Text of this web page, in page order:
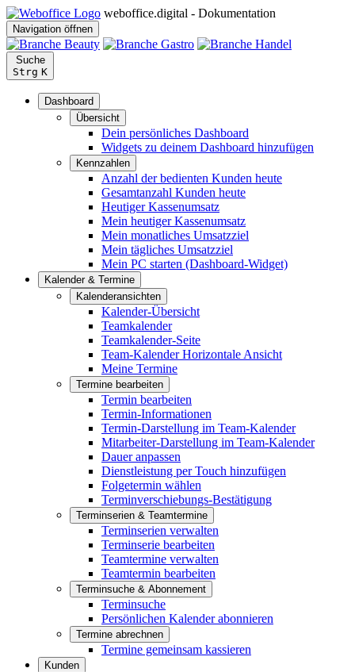
weboffice.digital - Dokumentation
Navigation öffnen
Suche
Strg K
Dashboard
Übersicht
Dein persönliches Dashboard
Widgets zu deinem Dashboard hinzufügen
Kennzahlen
Anzahl der bedienten Kunden heute
Gesamtanzahl Kunden heute
Heutiger Kassenumsatz
Mein heutiger Kassenumsatz
Mein monatliches Umsatzziel
Mein tägliches Umsatzziel
Mein PC starten (Dashboard-Widget)
Kalender & Termine
Kalenderansichten
Kalender-Übersicht
Teamkalender
Teamkalender-Seite
Team-Kalender Horizontale Ansicht
Meine Termine
Termine bearbeiten
Termin bearbeiten
Termin-Informationen
Termin-Darstellung im Team-Kalender
Mitarbeiter-Darstellung im Team-Kalender
Dauer anpassen
Dienstleistung per Touch hinzufügen
Folgetermin wählen
Terminverschiebungs-Bestätigung
Terminserien & Teamtermine
Terminserien verwalten
Terminserie bearbeiten
Teamtermine verwalten
Teamtermin bearbeiten
Terminsuche & Abonnement
Terminsuche
Persönlichen Kalender abonnieren
Termine abrechnen
Termine gemeinsam kassieren
Kunden